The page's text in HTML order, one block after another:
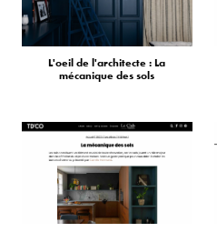
L'oeil de l'architecte : La
mécanique des sols